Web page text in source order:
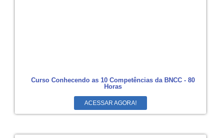
Curso Conhecendo as 10 Competências da BNCC - 80
Horas
ACESSAR AGORA!